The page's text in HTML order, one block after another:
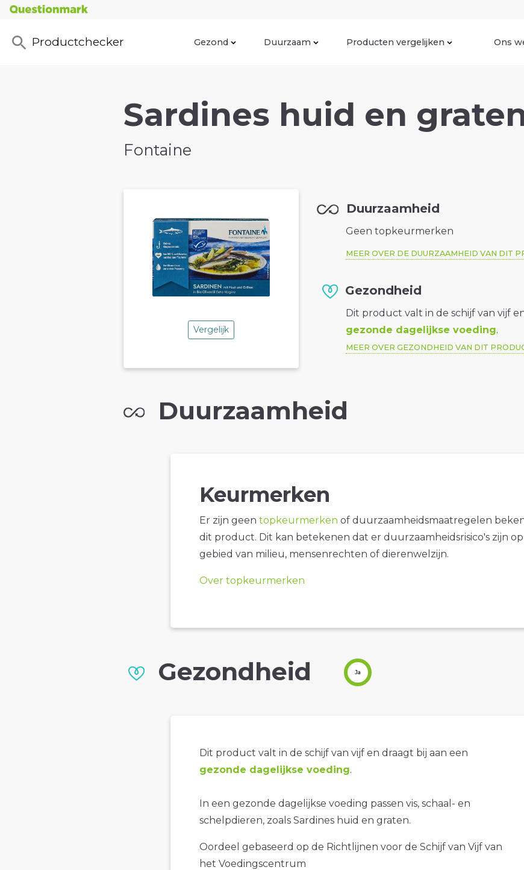
Productchecker Gezond Duurzaam Producten vergelijken Ons
Sardines huid en
Fontaine
Vergelijk
Duurzaamheid
Geen topkeurmerken
MEER OVER DE DUURZAAMHEID VAN DIT
Gezondheid
Dit product valt in de schijf van vijf
gezonde dagelijkse voeding.
MEER OVER GEZONDHEID VAN DIT
Duurzaamheid
Keurmerken
Er zijn geen topkeurmerken of duurzaamheidsmaatregelen
dit product. Dit kan betekenen dat er duurzaamheidsrisico's zijn
gebied van milieu, mensenrechten of dierenwelzijn.
Over topkeurmerken
Gezondheid Ja
Dit product valt in de schijf van vijf en draagt bij aan een
gezonde dagelijkse voeding.
In een gezonde dagelijkse voeding passen vis, schaal- en
schelpdieren, zoals Sardines huid en graten.
Oordeel gebaseerd op de Richtlijnen voor de Schijf van Vijf van
het Voedingscentrum